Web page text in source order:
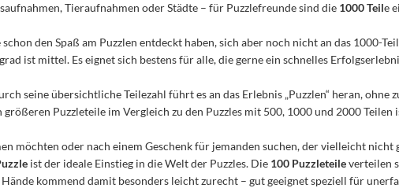
Tieraufnahmen oder Städte – für Puzzlefreunde sind die 1000 Teile
den Spaß am Puzzlen entdeckt haben, sich aber noch nicht an das 1000-
ist mittel. Es eignet sich bestens für alle, die gerne ein schnelles
seine übersichtliche Teilezahl führt es an das Erlebnis „Puzzlen“ heran,
Puzzleteile im Vergleich zu den Puzzles mit 500, 1000 und 2000 Teilen
möchten oder nach einem Geschenk für jemanden suchen, der vielleicht
ist der ideale Einstieg in die Welt der Puzzles. Die 100 Puzzleteileverteilen
kommend damit besonders leicht zurecht – gut geeignet speziell für